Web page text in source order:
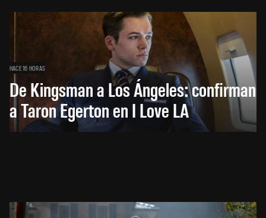
HACE 16 HORAS
De Kingsman a Los Ángeles: confirman
a Taron Egerton en I Love LA